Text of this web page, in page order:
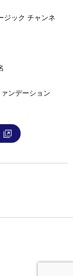
ジック チャンネ
ンデーション